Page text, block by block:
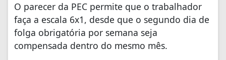
O parecer da PEC permite que o trabalhador
faça a escala 6x1, desde que o segundo dia de
folga obrigatória por semana seja
compensada dentro do mesmo mês.